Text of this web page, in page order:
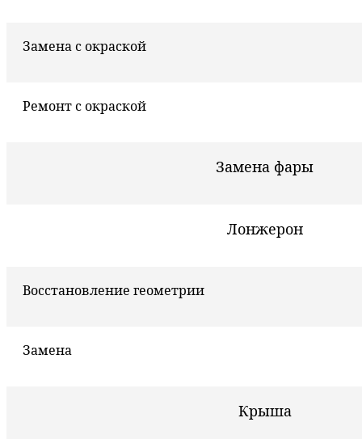
Замена с окраской
Ремонт с окраской
Замена фары
Лонжерон
Восстановление геометрии
Замена
Крыша